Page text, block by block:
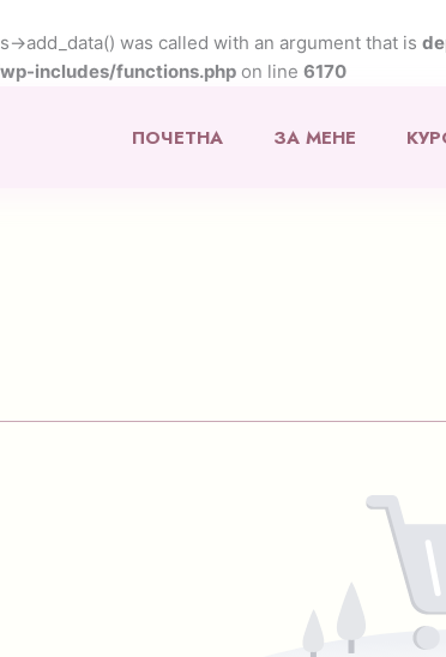
>add_data() was called with an argument that is
includes/functions.php on line 6170
ПОЧЕТНА ЗА МЕНЕ